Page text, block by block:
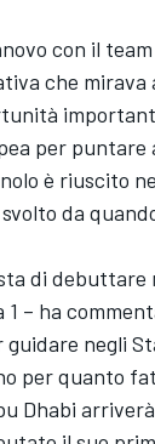
con il team
che
per puntare
è riuscito
da
di debuttare
– ha
negli
per quanto
Dhabi